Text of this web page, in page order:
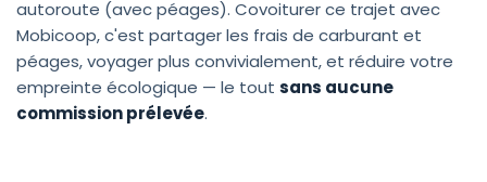
autoroute (avec péages). Covoiturer ce trajet avec
Mobicoop, c'est partager les frais de carburant et
péages, voyager plus convivialement, et réduire votre
empreinte écologique — le tout sans aucune
commission prélevée.